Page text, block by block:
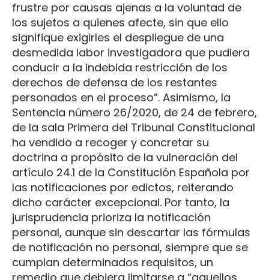
frustre por causas ajenas a la voluntad de
los sujetos a quienes afecte, sin que ello
signifique exigirles el despliegue de una
desmedida labor investigadora que pudiera
conducir a la indebida restricción de los
derechos de defensa de los restantes
personados en el proceso”. Asimismo, la
Sentencia número 26/2020, de 24 de febrero,
de la sala Primera del Tribunal Constitucional
ha vendido a recoger y concretar su
doctrina a propósito de la vulneración del
artículo 24.1 de la Constitución Española por
las notificaciones por edictos, reiterando
dicho carácter excepcional. Por tanto, la
jurisprudencia prioriza la notificación
personal, aunque sin descartar las fórmulas
de notificación no personal, siempre que se
cumplan determinados requisitos, un